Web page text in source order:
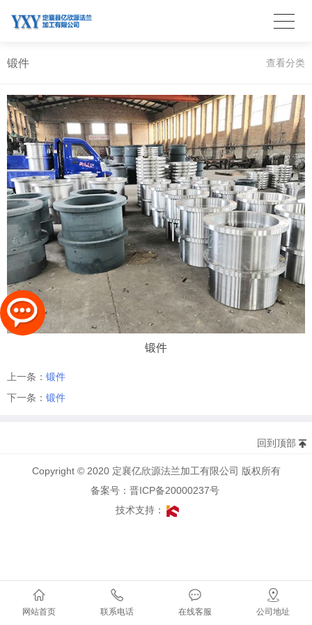
锻件 查看分类
锻件
上一条： 锻件
下一条： 锻件
网站首页 联系电话 在线客服 公司地址
回到顶部
Copyright © 2020 定襄亿欣源法兰加工有限公司 版权所有
备案号：晋ICP备20000237号
技术支持：